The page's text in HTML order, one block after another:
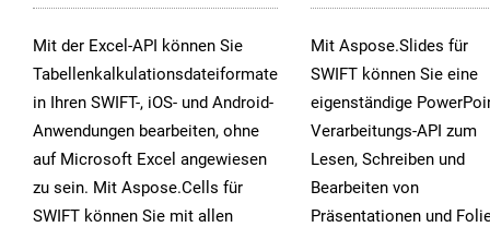
Mit der Excel-API können Sie
Tabellenkalkulationsdateiformate
in Ihren SWIFT-, iOS- und Android-
Anwendungen bearbeiten, ohne
auf Microsoft Excel angewiesen
zu sein. Mit Aspose.Cells für
SWIFT können Sie mit allen
Mit Aspose.Slides für
SWIFT können Sie eine
eigenständige
Verarbeitungs-API zum
Lesen, Schreiben und
Bearbeiten von
Präsentationen und